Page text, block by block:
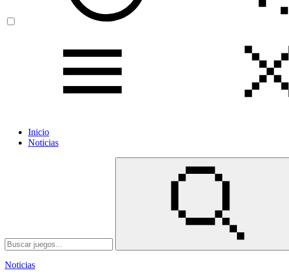
Inicio
Noticias
Noticias